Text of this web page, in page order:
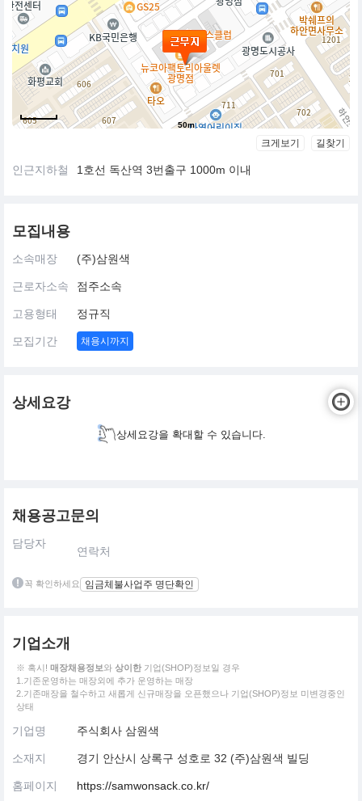
중저가를 지향하는 타 브랜드 가격대비 60%수준의 저렴한
가격형성에 따른 경쟁력 확보
50m
크게보기 길찾기
인근지하철 1호선 독산역 3번출구 1000m 이내
모집내용
소속매장 (주)삼원색
근로자소속 점주소속
고용형태 정규직
모집기간 채용시까지
상세요강
상세요강을 확대할 수 있습니다.
채용공고문의
담당자
연락처
꼭 확인하세요 임금체불사업주 명단확인
기업소개
※ 혹시! 매장채용정보와 상이한 기업(SHOP)정보일 경우
1.기존운영하는 매장외에 추가 운영하는 매장
2.기존매장을 철수하고 새롭게 신규매장을 오픈했으나 기업(SHOP)정보 미변경중인
상태
기업명 주식회사 삼원색
소재지 경기 안산시 상록구 성호로 32 (주)삼원색 빌딩
홈페이지 https://samwonsack.co.kr/